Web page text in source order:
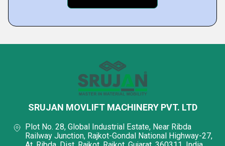
SRUJAN MOVLIFT MACHINERY PVT. LTD
Plot No. 28, Global Industrial Estate, Near Ribda
Railway Junction, Rajkot-Gondal National Highway-27,